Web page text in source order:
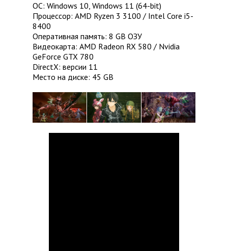
ОС: Windows 10, Windows 11 (64-bit)
Процессор: AMD Ryzen 3 3100 / Intel Core i5-
8400
Оперативная память: 8 GB ОЗУ
Видеокарта: AMD Radeon RX 580 / Nvidia
GeForce GTX 780
DirectX: версии 11
Место на диске: 45 GB